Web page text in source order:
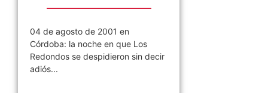
04 de agosto de 2001 en
Córdoba: la noche en que Los
Redondos se despidieron sin decir
adiós...